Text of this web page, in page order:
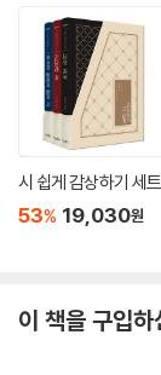
시 쉽게 감상하기 세트
53% 19,030원
이 책을 구입